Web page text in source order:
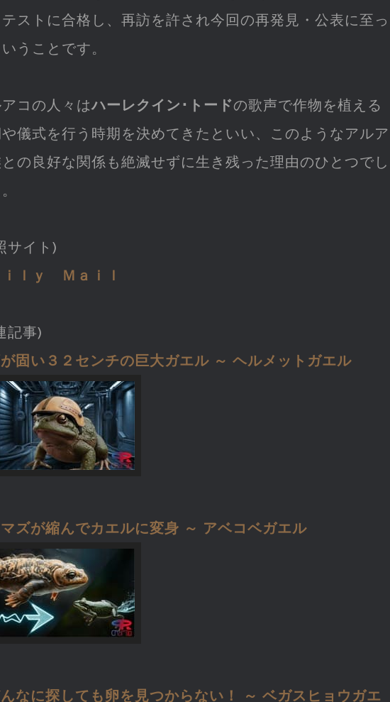
テストに合格し、再訪を許され今回の再発見・公表に至っ
うことです。
コの人々はハーレクイン･トードの歌声で作物を植える
儀式を行う時期を決めてきたといい、このようなアルア
との良好な関係も絶滅せずに生き残った理由のひとつでし
サイト)
ｉｌｙ Ｍａｉｌ
記事)
固い３２センチの巨大ガエル ～ ヘルメットガエル
ズが縮んでカエルに変身 ～ アベコベガエル
なに探しても卵を見つからない！ ～ ベガスヒョウガエ